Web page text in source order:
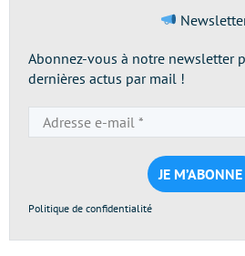
Abonnez-vous à notre newsletter
dernières actus par mail !
e-
mail
*
Politique de confidentialité